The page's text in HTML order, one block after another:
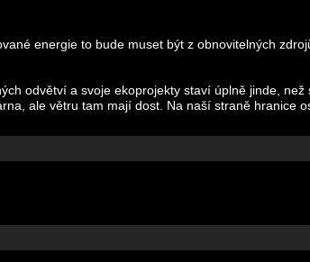
energie to bude muset být z obnovitelných
odvětví a svoje ekoprojekty staví úplně jinde, než
ale větru tam mají dost. Na naší straně hranice